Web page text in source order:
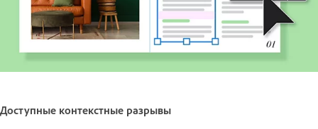
Доступные контекстные разрывы